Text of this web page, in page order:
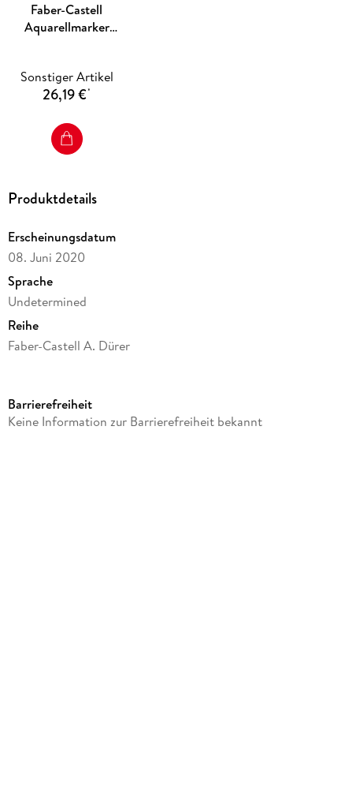
Faber-Castell
Aquarellmarker
Sonstiger Artikel
26,19 €*
Produktdetails
Erscheinungsdatum
08. Juni 2020
Sprache
Undetermined
Reihe
Faber-Castell A. Dürer
Produktart
Barrierefreiheit
Keine Information zur Barrierefreiheit bekannt